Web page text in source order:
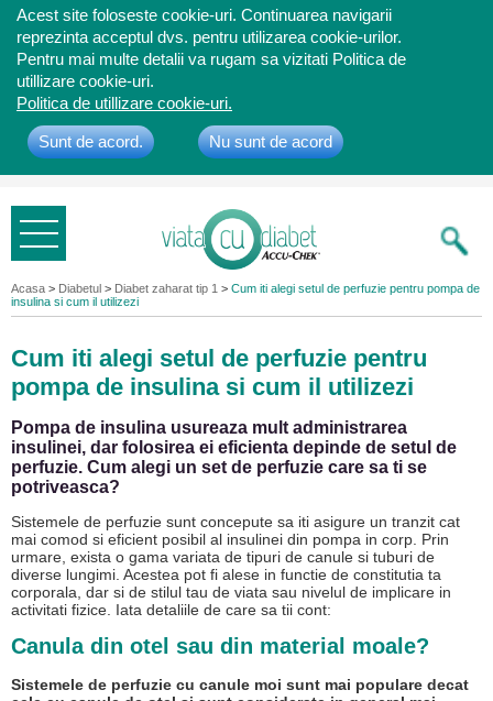
Acest site foloseste cookie-uri. Continuarea navigarii
reprezinta acceptul dvs. pentru utilizarea cookie-urilor.
Pentru mai multe detalii va rugam sa vizitati Politica de
utillizare cookie-uri.
Politica de utillizare cookie-uri.
Sunt de acord. Nu sunt de acord
Bine ati
venit
Acasa > Diabetul > Diabet zaharat tip 1 > Cum iti alegi setul de perfuzie pentru pompa de
insulina si cum il utilizezi
Cum iti alegi setul de perfuzie pentru
pompa de insulina si cum il utilizezi
Pompa de insulina usureaza mult administrarea
insulinei, dar folosirea ei eficienta depinde de setul de
perfuzie. Cum alegi un set de perfuzie care sa ti se
potriveasca?
Sistemele de perfuzie sunt concepute sa iti asigure un tranzit cat
mai comod si eficient posibil al insulinei din pompa in corp. Prin
urmare, exista o gama variata de tipuri de canule si tuburi de
diverse lungimi. Acestea pot fi alese in functie de constitutia ta
corporala, dar si de stilul tau de viata sau nivelul de implicare in
activitati fizice. Iata detaliile de care sa tii cont:
Canula din otel sau din material moale?
Sistemele de perfuzie cu canule moi sunt mai populare decat